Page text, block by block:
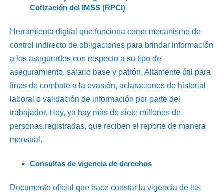
Cotización del IMSS (RPCI)
Herramienta digital que funciona como mecanismo de
control indirecto de obligaciones para brindar información
a los asegurados con respecto a su tipo de
aseguramiento, salario base y patrón. Altamente útil para
fines de combate a la evasión, aclaraciones de historial
laboral o validación de información por parte del
trabajador. Hoy, ya hay más de siete millones de
personas registradas, que reciben el reporte de manera
mensual.
Consultas de vigencia de derechos
Documento oficial que hace constar la vigencia de los